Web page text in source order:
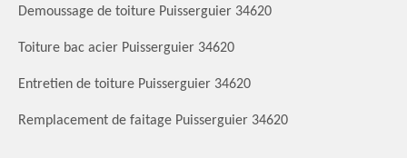
Demoussage de toiture Puisserguier 34620
Toiture bac acier Puisserguier 34620
Entretien de toiture Puisserguier 34620
Remplacement de faitage Puisserguier 34620